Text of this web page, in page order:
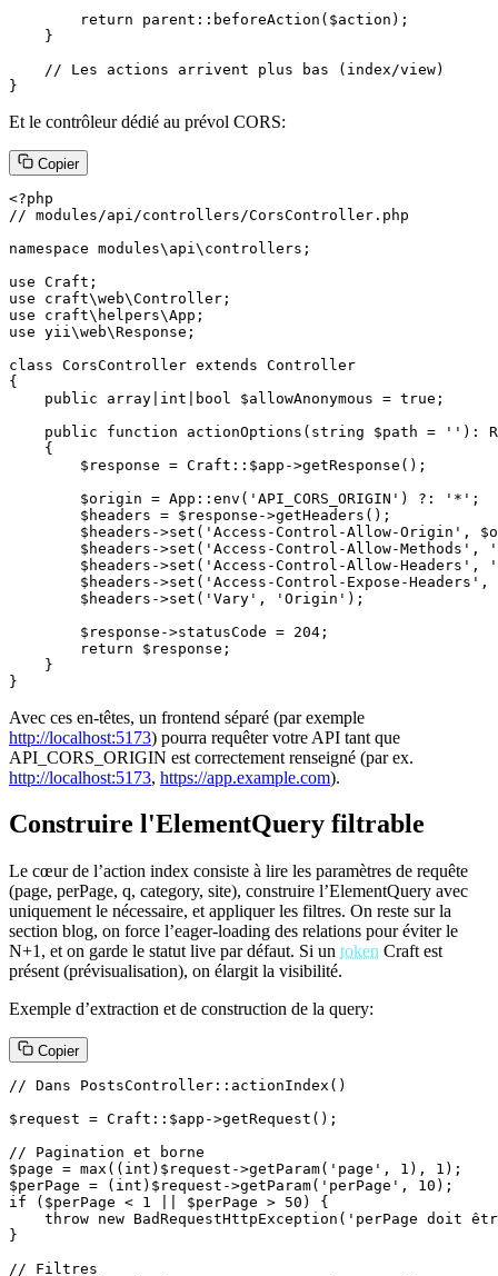
        return parent::beforeAction($action);
    }
    // Les actions arrivent plus bas (index/view)
}
Et le contrôleur dédié au prévol CORS:
Copier
<?php
// modules/api/controllers/CorsController.php
namespace modules\api\controllers;
use Craft;
use craft\web\Controller;
use craft\helpers\App;
use yii\web\Response;
class CorsController extends Controller
{
    public array|int|bool $allowAnonymous = true;
public function actionOptions(string $path = ''):
    {
        $response = Craft::$app->getResponse();
        $origin = App::env('API_CORS_ORIGIN') ?: '*';
        $headers = $response->getHeaders();
$headers->set('Access-Control-Allow-Origin',
$headers->set('Access-Control-Allow-Methods',
$headers->set('Access-Control-Allow-Headers',
$headers->set('Access-Control-Expose-Headers',
        $headers->set('Vary', 'Origin');
        $response->statusCode = 204;
        return $response;
    }
}
Avec ces en‑têtes, un frontend séparé (par exemple
http://localhost:5173) pourra requêter votre API tant que
API_CORS_ORIGIN est correctement renseigné (par ex.
http://localhost:5173, https://app.example.com).
Construire l'ElementQuery filtrable
Le cœur de l’action index consiste à lire les paramètres de requête
(page, perPage, q, category, site), construire l’ElementQuery avec
uniquement le nécessaire, et appliquer les filtres. On reste sur la
section blog, on force l’eager‑loading des relations pour éviter le
N+1, et on garde le statut live par défaut. Si un token Craft est
présent (prévisualisation), on élargit la visibilité.
Exemple d’extraction et de construction de la query:
Copier
// Dans PostsController::actionIndex()
$request = Craft::$app->getRequest();
// Pagination et borne
$page = max((int)$request->getParam('page', 1), 1);
$perPage = (int)$request->getParam('perPage', 10);
if ($perPage < 1 || $perPage > 50) {
throw new BadRequestHttpException('perPage doit
}
// Filtres